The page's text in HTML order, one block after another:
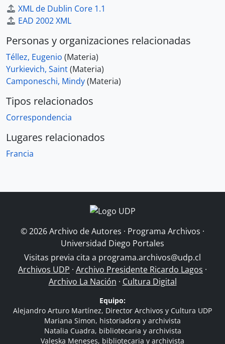
XML de Dublin Core 1.1
EAD 2002 XML
Personas y organizaciones relacionadas
Téllez, Eugenio (Materia)
Yurkievich, Saint(Materia)
Camponeschi, Mindy(Materia)
Tipos relacionados
Correspondencia
Lugares relacionados
Francia
© 2026 Archivo de Autores · Programa Archivos ·
Universidad Diego Portales
Visitas previa cita a programa.archivos@udp.cl
Archivos UDP · Archivo Presidente Ricardo Lagos ·
Archivo La Nación · Cultura Digital
Equipo:
Alejandro Arturo Martínez, Director Archivos y Cultura UDP
Mariana Simon, historiadora y archivista
Natalia Cuadra, bibliotecaria y archivista
Valeska Meneses, bibliotecaria y archivista